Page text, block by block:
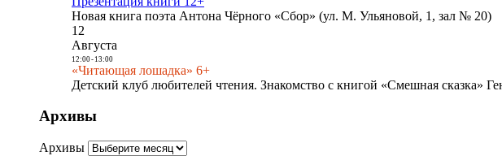
Новая книга поэта Антона Чёрного «Сбор» (ул. М. Ульяновой, 1, зал № 20)
12
Августа
12:00- 13:00
«Читающая лошадка» 6+
Детский клуб любителей чтения. Знакомство с книгой «Смешная сказка»
Архивы
Архивы